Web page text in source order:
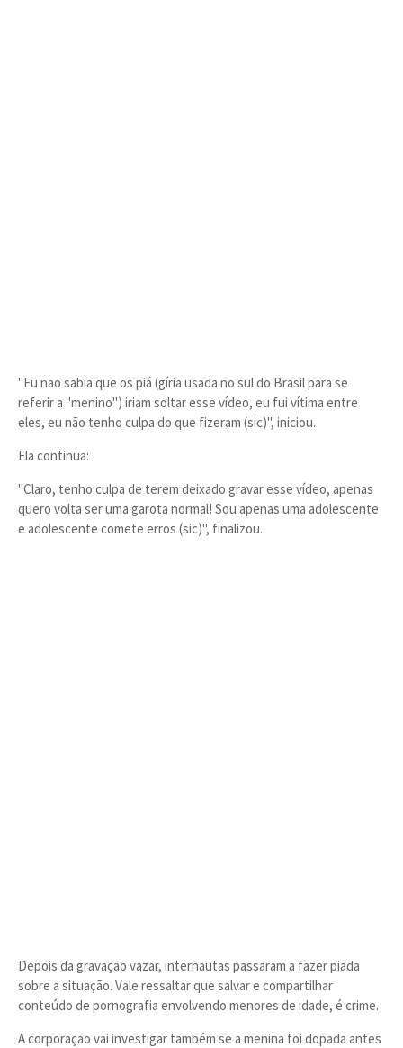
"Eu não sabia que os piá (gíria usada no sul do Brasil para se
referir a "menino") iriam soltar esse vídeo, eu fui vítima entre
eles, eu não tenho culpa do que fizeram (sic)", iniciou.
Ela continua:
"Claro, tenho culpa de terem deixado gravar esse vídeo, apenas
quero volta ser uma garota normal! Sou apenas uma adolescente
e adolescente comete erros (sic)", finalizou.
Depois da gravação vazar, internautas passaram a fazer piada
sobre a situação. Vale ressaltar que salvar e compartilhar
conteúdo de pornografia envolvendo menores de idade, é crime.
A corporação vai investigar também se a menina foi dopada antes